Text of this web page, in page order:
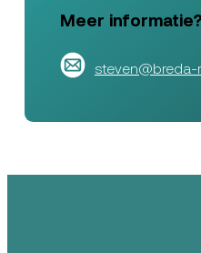
Meer informatie?
steven@breda-